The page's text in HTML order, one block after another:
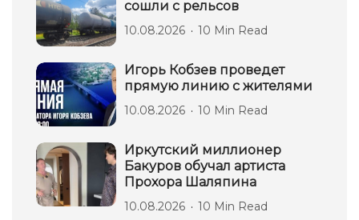
сошли с рельсов
10.08.2026 10 Min Read
Игорь Кобзев проведет
прямую линию с жителями
10.08.2026 10 Min Read
Иркутский миллионер
Бакуров обучал артиста
Прохора Шаляпина
10.08.2026 10 Min Read